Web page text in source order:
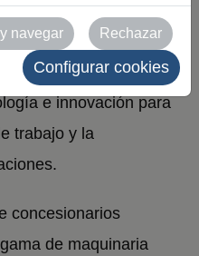
al servicio de lo
Nuestra misión es
y carga que
e innovación para
trabajo y la
concesionarios
de maquinaria
navegar Rechazar
Configurar cookies